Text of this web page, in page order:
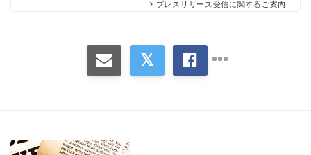
プレスリリース受信に関するご案内